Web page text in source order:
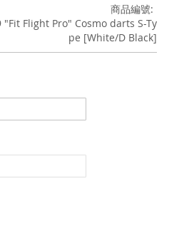
商品編號
"Fit Flight Pro" Cosmo darts S-Ty
pe [White/D Black]